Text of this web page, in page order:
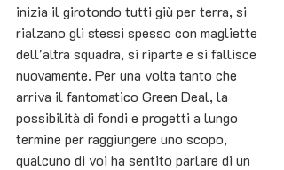
inizia il girotondo tutti giù per terra, si
rialzano gli stessi spesso con magliette
dell'altra squadra, si riparte e si fallisce
nuovamente. Per una volta tanto che
arriva il fantomatico Green Deal, la
possibilità di fondi e progetti a lungo
termine per raggiungere uno scopo,
qualcuno di voi ha sentito parlare di un